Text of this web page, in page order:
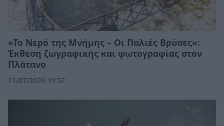
«Το Νερό της Μνήμης – Οι Παλιές Βρύσες»:
Έκθεση ζωγραφικής και φωτογραφίας στον
Πλάτανο
21/07/2026 19:52